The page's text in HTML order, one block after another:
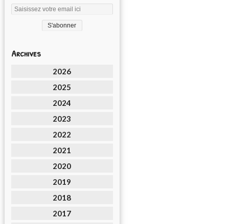
Archives
2026
2025
2024
2023
2022
2021
2020
2019
2018
2017